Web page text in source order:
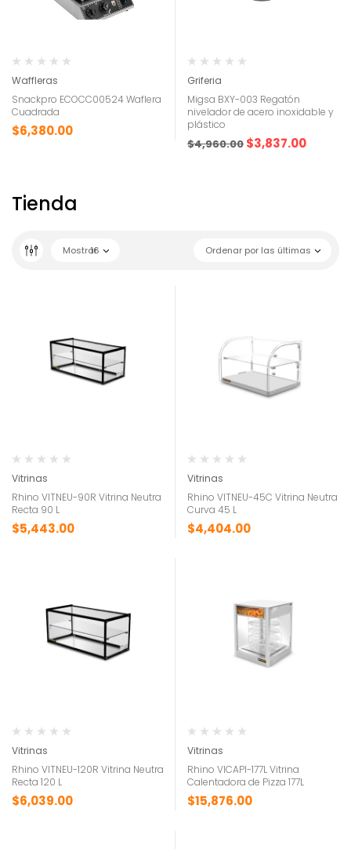
Waffleras
Snackpro ECOCC00524 Waflera
Cuadrada
$6,380.00
Griferia
Migsa BXY-003 Regatón
nivelador de acero inoxidable y
plástico
$4,960.00 $3,837.00
Tienda
Ordenar por las últimas
Mostrar
16
Vitrinas
Rhino VITNEU-90R Vitrina Neutra
Recta 90 L
$5,443.00
Vitrinas
Rhino VITNEU-45C Vitrina Neutra
Curva 45 L
$4,404.00
Vitrinas
Rhino VITNEU-120R Vitrina Neutra
Recta 120 L
$6,039.00
Vitrinas
Rhino VICAPI-177L Vitrina
Calentadora de Pizza 177L
$15,876.00